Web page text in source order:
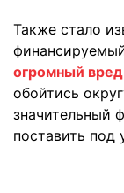
Также стало
огромный
обойтись
значительный
поставить под